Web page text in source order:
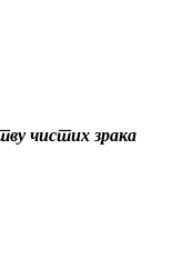
чистих зрака